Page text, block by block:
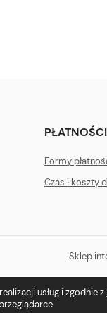
usług i zgodnie z
Formy
Czas i koszty
Sklep